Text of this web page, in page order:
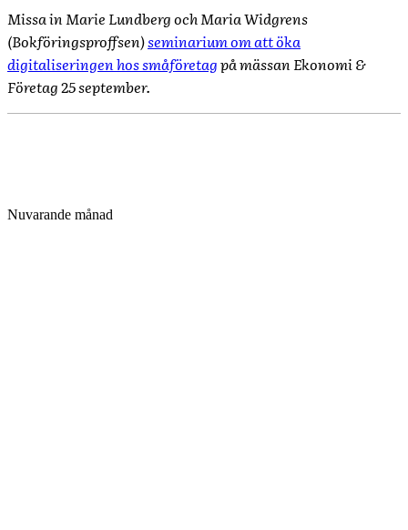
Missa in Marie Lundberg och Maria Widgrens
(Bokföringsproffsen)seminarium om att öka
digitaliseringen hos småföretagpå mässan Ekonomi &
Företag 25 september.
Nuvarande månad